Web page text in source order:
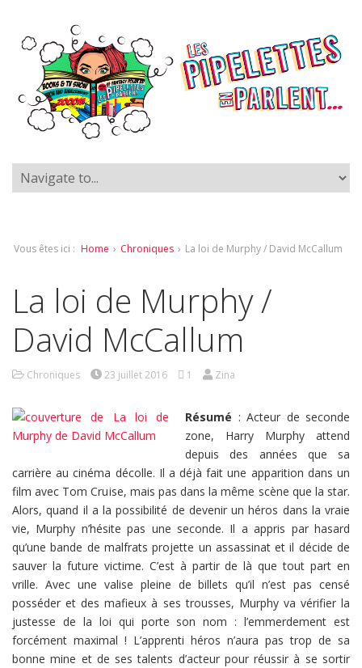
Vous êtes ici : Home › Chroniques › La loi de Murphy / David McCallum
La loi de Murphy /
David McCallum
Chroniques 23 juillet 2016 1 Zina
Résumé : Acteur de seconde
zone, Harry Murphy attend
depuis des années que sa
carrière au cinéma décolle. Il a déjà fait une apparition dans un
film avec Tom Cruise, mais pas dans la même scène que la star.
Alors, quand il a la possibilité de devenir un héros dans la vraie
vie, Murphy n’hésite pas une seconde. Il a appris par hasard
qu’une bande de malfrats projette un assassinat et il décide de
sauver la future victime. C’est à partir de là que tout part en
vrille. Avec une valise pleine de billets qu’il n’est pas censé
posséder et des mafieux à ses trousses, Murphy va vérifier la
justesse de la loi qui porte son nom : l’emmerdement est
forcément maximal ! L’apprenti héros n’aura pas trop de sa
bonne mine et de ses talents d’acteur pour réussir à se sortir